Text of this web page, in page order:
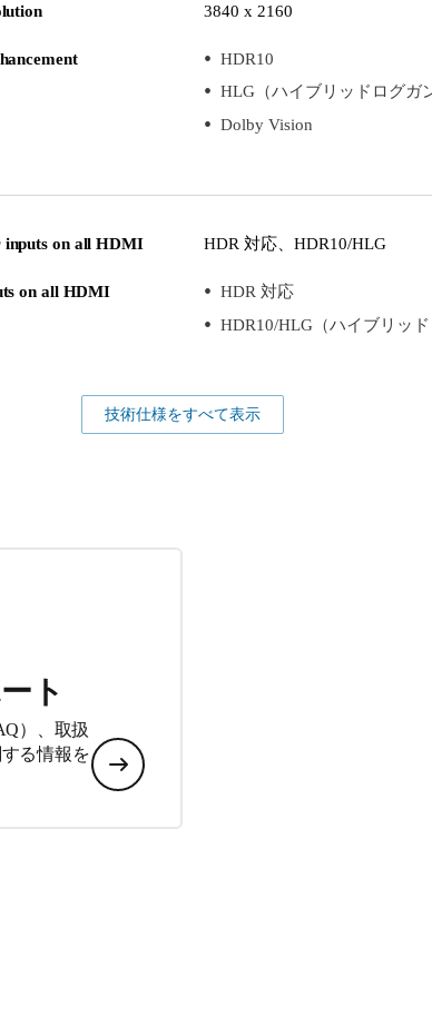
3840 x 2160
HDR10
HLG（ハイブリッドログガ
Dolby Vision
inputs on all HDMI HDR 対応、HDR10/HLG
on all HDMI
HDR 対応
HDR10/HLG（ハイブリッド
技術仕様をすべて表示
ト
）、取扱
る情報を